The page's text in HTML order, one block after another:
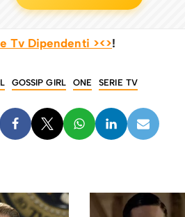
Tv Dipendenti ><>!
GOSSIP GIRL ONE SERIE TV